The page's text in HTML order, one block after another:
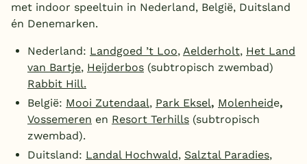
met indoor speeltuin in Nederland, België, Duitsland
én Denemarken.
Nederland: Landgoed ’t Loo, Aelderholt, Het Land
van Bartje, Heijderbos (subtropisch zwembad)
Rabbit Hill.
België: Mooi Zutendaal, Park Eksel, Molenheide,
Vossemeren en Resort Terhills (subtropisch
zwembad).
Duitsland: Landal Hochwald, Salztal Paradies,